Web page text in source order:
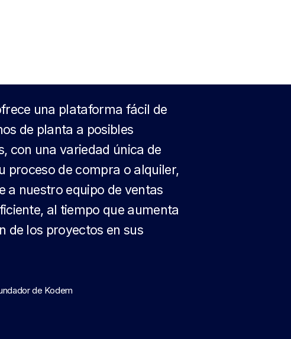
una plataforma fácil de
de planta a posibles
con una variedad única de
proceso de compra o alquiler,
a nuestro equipo de ventas
al tiempo que aumenta
de los proyectos en sus
de Kodem